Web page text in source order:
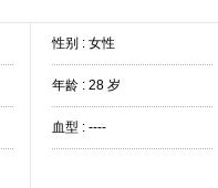
性别 : 女性
年龄 : 28 岁
血型 : ----